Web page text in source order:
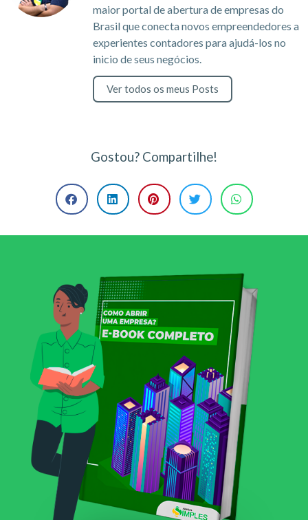
maior portal de abertura de empresas do
Brasil que conecta novos empreendedores a
experientes contadores para ajudá-los no
inicio de seus negócios.
Ver todos os meus Posts
Gostou? Compartilhe!